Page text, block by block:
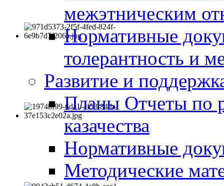
межэтническим
Нормативные
толерантность и
Развитие и
Планы Отчеты по
казачества
Нормативные
Методические